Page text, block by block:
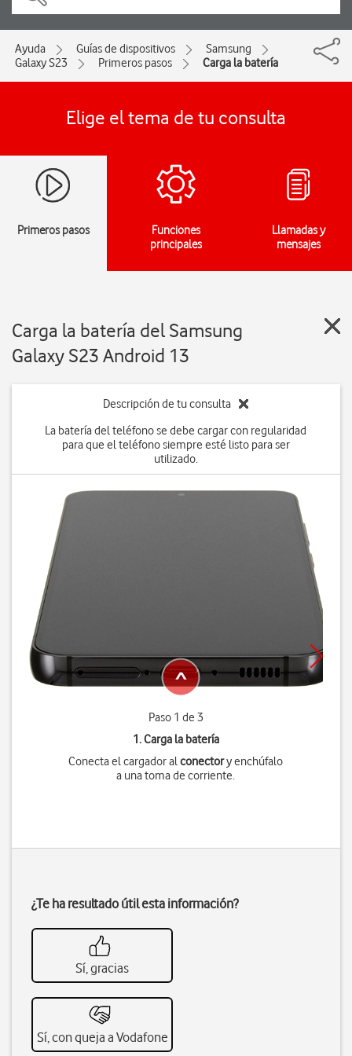
Ayuda Guías de dispositivos
Samsung
Galaxy S23
Primeros pasos Carga la batería
Elige el tema de tu consulta
Primeros pasos
Funciones
principales
Llamadas y
mensajes
Carga la batería del Samsung
Galaxy S23 Android 13
Descripción de tu consulta
La batería del teléfono se debe cargar con regularidad
para que el teléfono siempre esté listo para ser
utilizado.
Paso 1 de 3
1. Carga la batería
Conecta el cargador alconectory enchúfalo
a una toma de corriente.
¿Te ha resultado útil esta información?
Sí, gracias
Sí, con queja a Vodafone